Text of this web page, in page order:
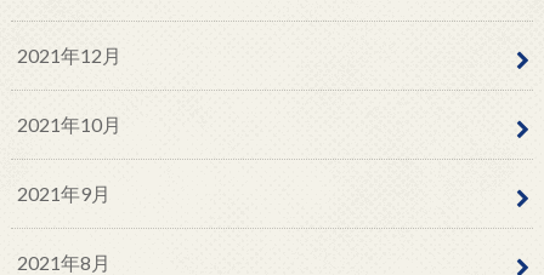
2021年12月
2021年10月
2021年9月
2021年8月